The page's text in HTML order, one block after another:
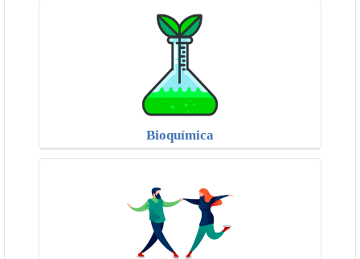
Bioquímica